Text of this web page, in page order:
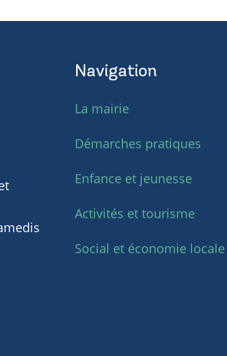
Navigation
La mairie
Démarches pratiques
Enfance et jeunesse
Activités et tourisme
Social et économie locale